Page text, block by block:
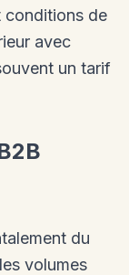
conditions de
avec
un tarif
du
volumes